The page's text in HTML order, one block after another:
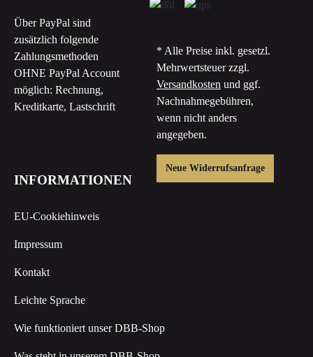
Über PayPal sind
zusätzlich folgende
Zahlungsmethoden
OHNE PayPal Account
möglich: Rechnung,
Kreditkarte, Lastschrift
* Alle Preise inkl. gesetzl.
Mehrwertsteuer zzgl.
Versandkosten und ggf.
Nachnahmegebühren,
wenn nicht anders
angegeben.
Neue Widerrufsanfrage
INFORMATIONEN
EU-Cookiehinweis
Impressum
Kontakt
Leichte Sprache
Wie funktioniert unser DBB-Shop